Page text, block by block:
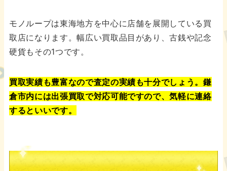
モノループは東海地方を中心に店舗を展開している買
取店になります。幅広い買取品目があり、古銭や記念
硬貨もその1つです。
買取実績も豊富なので査定の実績も十分でしょう。鎌
倉市内には出張買取で対応可能ですので、気軽に連絡
するといいです。